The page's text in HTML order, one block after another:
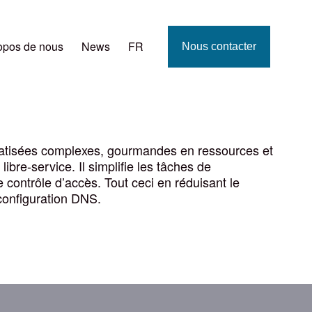
de nous News FR Nous contacter
complexes, gourmandes en ressources et
service. Il simplifie les tâches de
d’accès. Tout ceci en réduisant le
DNS.